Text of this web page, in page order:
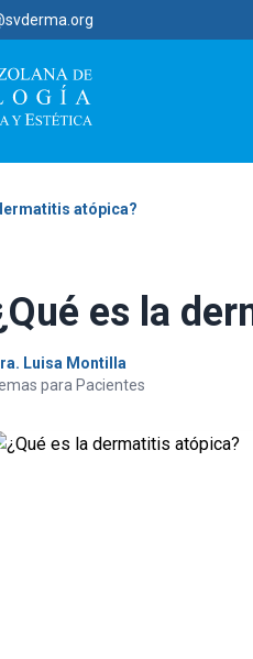
atópica?
es la
Luisa Montilla
para Pacientes